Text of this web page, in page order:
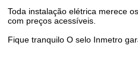
Toda instalação elétrica merece
com preços acessíveis.
Fique tranquilo O selo Inmetro